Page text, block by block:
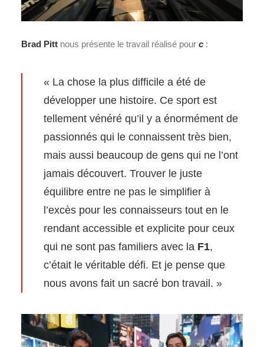
Brad Pitt nous présente le travail réalisé pour c :
« La chose la plus difficile a été de
développer une histoire. Ce sport est
tellement vénéré qu’il y a énormément de
passionnés qui le connaissent très bien,
mais aussi beaucoup de gens qui ne l’ont
jamais découvert. Trouver le juste
équilibre entre ne pas le simplifier à
l’excès pour les connaisseurs tout en le
rendant accessible et explicite pour ceux
qui ne sont pas familiers avec la F1,
c’était le véritable défi. Et je pense que
nous avons fait un sacré bon travail. »